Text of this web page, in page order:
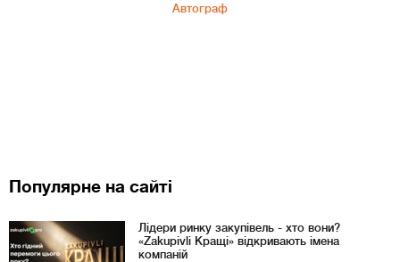
Автограф
Популярне на сайті
Лідери ринку закупівель - хто вони?
«Zakupivli Кращі» відкривають імена
компаній